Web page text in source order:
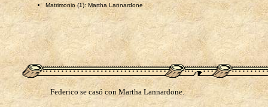
Matrimonio (1): Martha Lannardone
Federico se casó con Martha Lannardone.